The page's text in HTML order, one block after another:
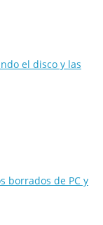
el disco y las
borrados de PC y